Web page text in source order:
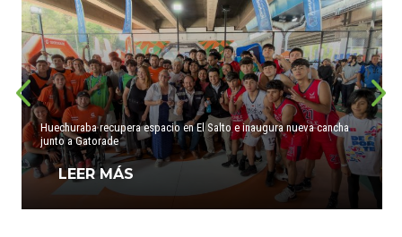
Huechuraba recupera espacio en El Salto e inaugura nueva cancha
junto a Gatorade
LEER MÁS